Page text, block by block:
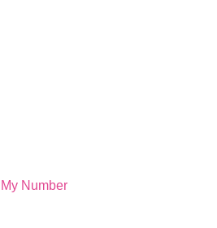
Number